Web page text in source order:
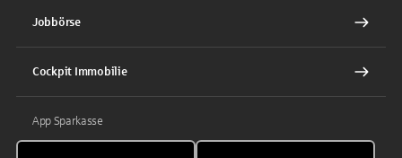
Jobbörse
Cockpit Immobilie
App Sparkasse